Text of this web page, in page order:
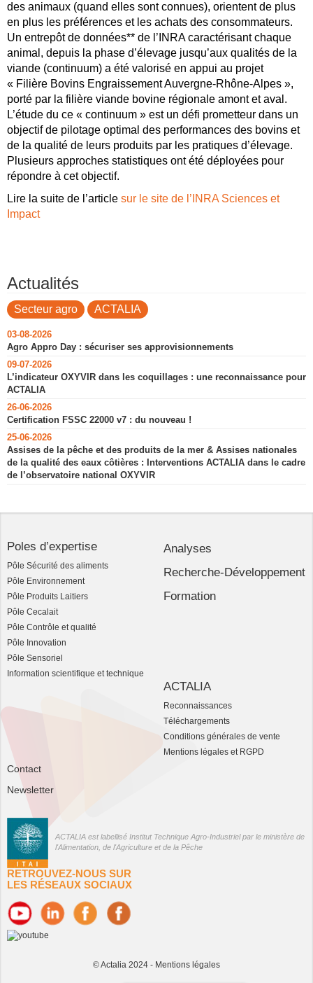
des animaux (quand elles sont connues), orientent de plus
en plus les préférences et les achats des consommateurs.
Un entrepôt de données** de l’INRA caractérisant chaque
animal, depuis la phase d’élevage jusqu’aux qualités de la
viande (continuum) a été valorisé en appui au projet
« Filière Bovins Engraissement Auvergne-Rhône-Alpes »,
porté par la filière viande bovine régionale amont et aval.
L’étude du ce « continuum » est un défi prometteur dans un
objectif de pilotage optimal des performances des bovins et
de la qualité de leurs produits par les pratiques d’élevage.
Plusieurs approches statistiques ont été déployées pour
répondre à cet objectif.
Lire la suite de l’article sur le site de l’INRA Sciences et
Impact
Actualités
Secteur agro ACTALIA
03-08-2026
Agro Appro Day : sécuriser ses approvisionnements
09-07-2026
L’indicateur OXYVIR dans les coquillages : une reconnaissance pour
ACTALIA
26-06-2026
Certification FSSC 22000 v7 : du nouveau !
25-06-2026
Assises de la pêche et des produits de la mer & Assises nationales
de la qualité des eaux côtières : Interventions ACTALIA dans le cadre
de l’observatoire national OXYVIR
Poles d’expertise
Pôle Sécurité des aliments
Pôle Environnement
Pôle Produits Laitiers
Pôle Cecalait
Pôle Contrôle et qualité
Pôle Innovation
Pôle Sensoriel
Information scientifique et technique
Analyses
Recherche-Développement
Formation
ACTALIA
Reconnaissances
Téléchargements
Conditions générales de vente
Mentions légales et RGPD
Contact
Newsletter
ACTALIA est labellisé Institut Technique Agro-Industriel par le ministère de
l'Alimentation, de l'Agriculture et de la Pêche
RETROUVEZ-NOUS SUR
LES RÉSEAUX SOCIAUX
© Actalia 2024 - Mentions légales